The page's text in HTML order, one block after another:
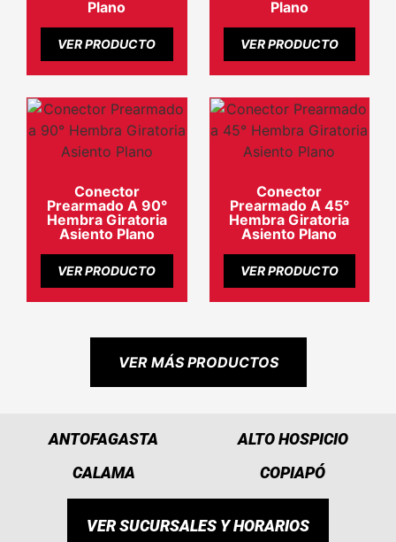
Plano
VER PRODUCTO
Plano
VER PRODUCTO
Conector
Prearmado A 90°
Hembra Giratoria
Asiento Plano
VER PRODUCTO
Conector
Prearmado A 45°
Hembra Giratoria
Asiento Plano
VER PRODUCTO
VER MÁS PRODUCTOS
ANTOFAGASTA
ALTO HOSPICIO
CALAMA
COPIAPÓ
VER SUCURSALES Y HORARIOS